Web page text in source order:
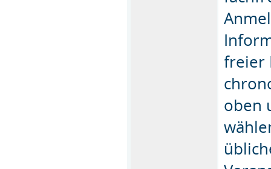
freier
oben